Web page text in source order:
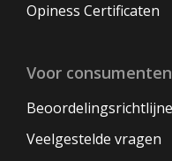
Opiness Certificaten
Voor consumenten
Veelgestelde vragen